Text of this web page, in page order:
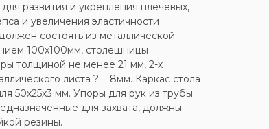
развития и укрепления плечевых,
и увеличения эластичности
состоять из металлической
100х100мм, столешницы
толщиной не менее 21 мм, 2-х
листа ? = 8мм. Каркас стола
50х25х3 мм. Упоры для рук из трубы
для захвата, должны
резины.